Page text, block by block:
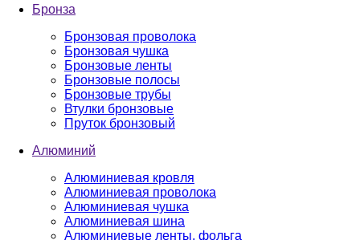
Бронза
Бронзовая проволока
Бронзовая чушка
Бронзовые ленты
Бронзовые полосы
Бронзовые трубы
Втулки бронзовые
Пруток бронзовый
Алюминий
Алюминиевая кровля
Алюминиевая проволока
Алюминиевая чушка
Алюминиевая шина
Алюминиевые ленты, фольга